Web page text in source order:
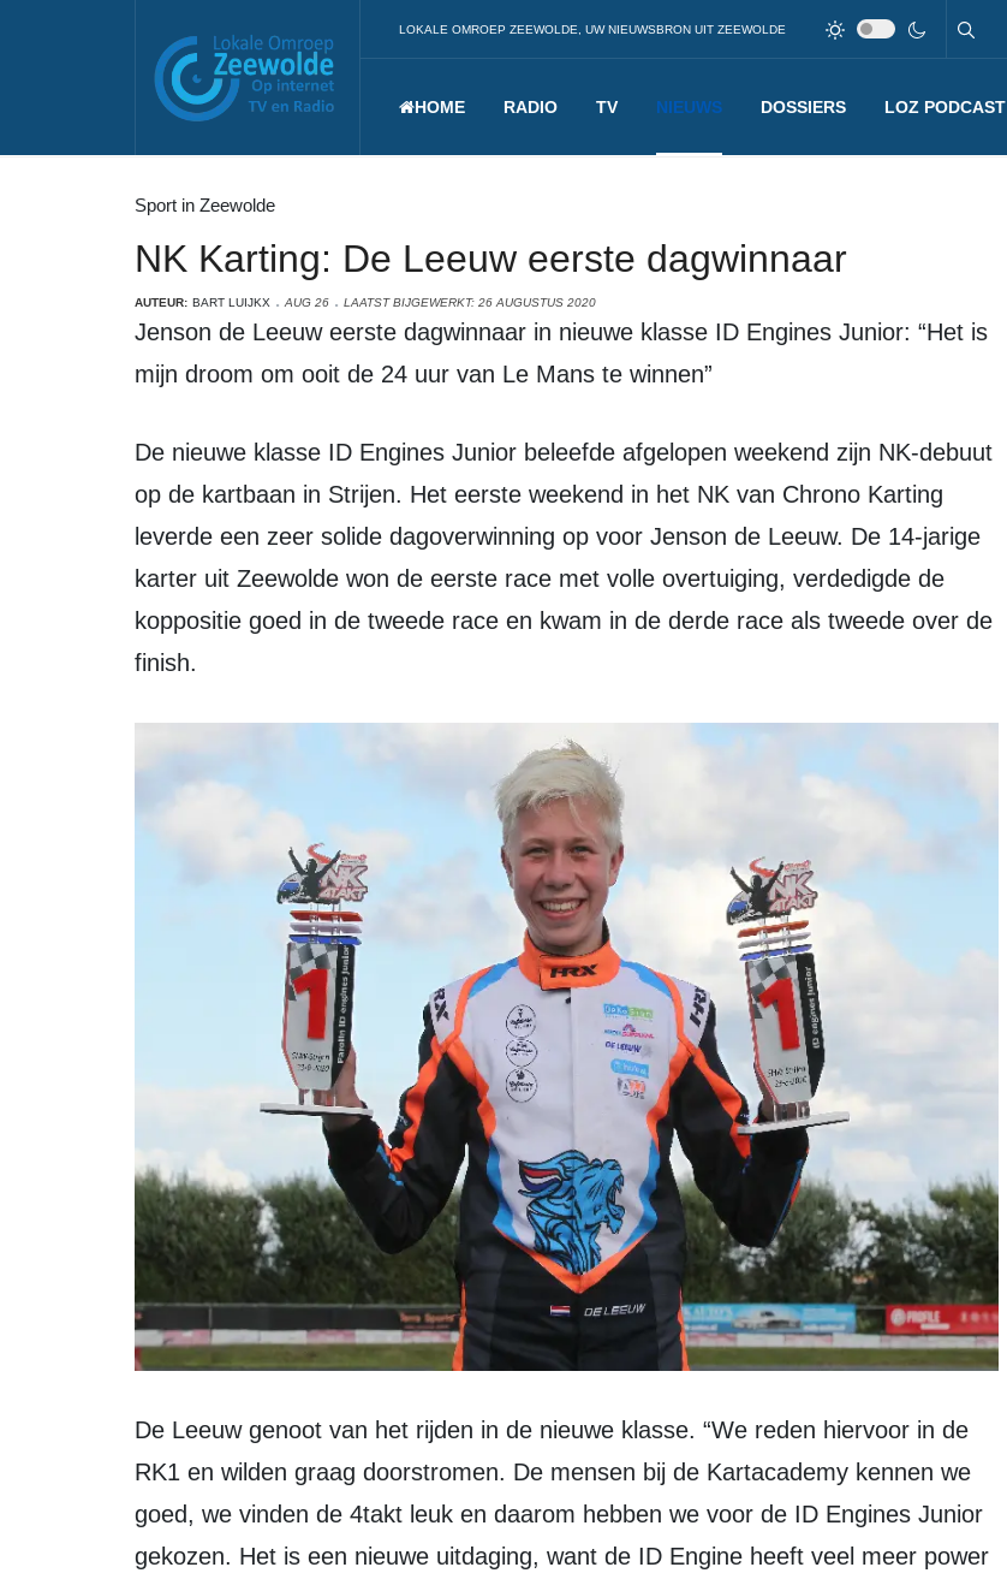
LOKALE OMROEP ZEEWOLDE, UW NIEUWSBRON UIT ZEEWOLDE
HOME RADIO TV NIEUWS DOSSIERS LOZ PODCAST
Sport in Zeewolde
NK Karting: De Leeuw eerste dagwinnaar
AUTEUR: BART LUIJKX AUG 26 LAATST BIJGEWERKT: 26 AUGUSTUS 2020
Jenson de Leeuw eerste dagwinnaar in nieuwe klasse ID Engines Junior: “Het is
mijn droom om ooit de 24 uur van Le Mans te winnen”
De nieuwe klasse ID Engines Junior beleefde afgelopen weekend zijn NK-debuut
op de kartbaan in Strijen. Het eerste weekend in het NK van Chrono Karting
leverde een zeer solide dagoverwinning op voor Jenson de Leeuw. De 14-jarige
karter uit Zeewolde won de eerste race met volle overtuiging, verdedigde de
koppositie goed in de tweede race en kwam in de derde race als tweede over de
finish.
De Leeuw genoot van het rijden in de nieuwe klasse. “We reden hiervoor in de
RK1 en wilden graag doorstromen. De mensen bij de Kartacademy kennen we
goed, we vinden de 4takt leuk en daarom hebben we voor de ID Engines Junior
gekozen. Het is een nieuwe uitdaging, want de ID Engine heeft veel meer power